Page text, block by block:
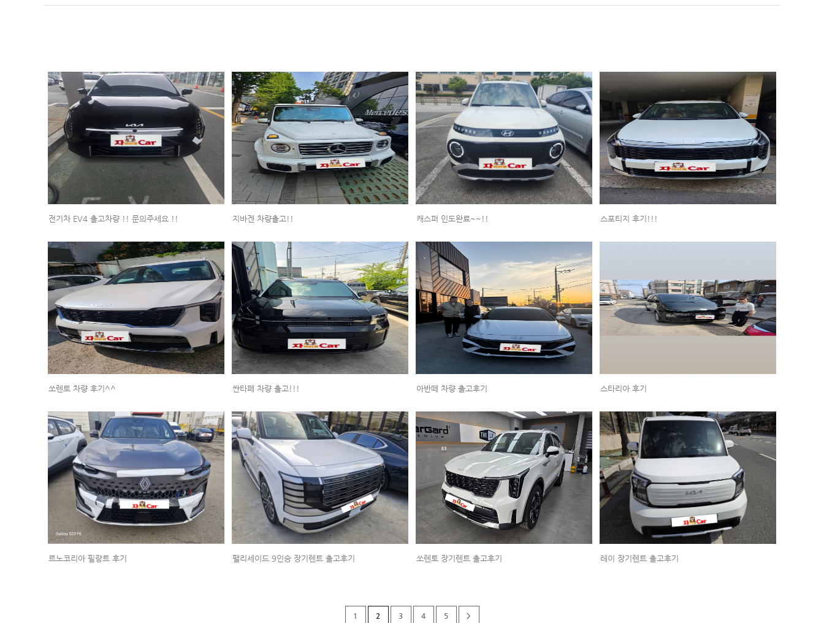
전기차 EV4 출고차량 !! 문의주세요 !! 지바겐 차량출고!! 캐스퍼 인도완료~~!! 스포티지 후기!!!
쏘렌토 차량 후기^^ 싼타페 차량 출고!!! 아반떼 차량 출고후기 스타리아 후기
르노코리아 필랑트 후기 팰리세이드 9인승 장기렌트 출고후기 쏘렌토 장기렌트 출고후기 레이 장기렌트 출고후기
1 2 3 4 5 >